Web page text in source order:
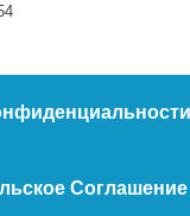
Соглашение